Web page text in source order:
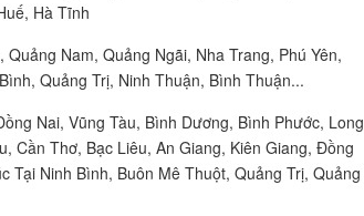
Hà Tĩnh
Quảng Nam, Quảng Ngãi, Nha Trang, Phú Yên,
Quảng Trị, Ninh Thuận, Bình Thuận...
Nai, Vũng Tàu, Bình Dương, Bình Phước, Long
Cần Thơ, Bạc Liêu, An Giang, Kiên Giang, Đồng
Tại Ninh Bình, Buôn Mê Thuột, Quảng Trị, Quảng